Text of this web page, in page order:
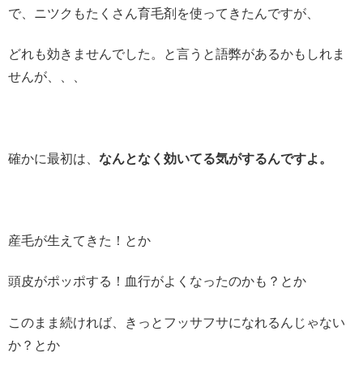
で、ニツクもたくさん育毛剤を使ってきたんですが、
どれも効きませんでした。と言うと語弊があるかもしれま
せんが、、、
確かに最初は、 なんとなく効いてる気がするんですよ。
産毛が生えてきた！とか
頭皮がポッポする！血行がよくなったのかも？とか
このまま続ければ、きっとフッサフサになれるんじゃない
か？とか